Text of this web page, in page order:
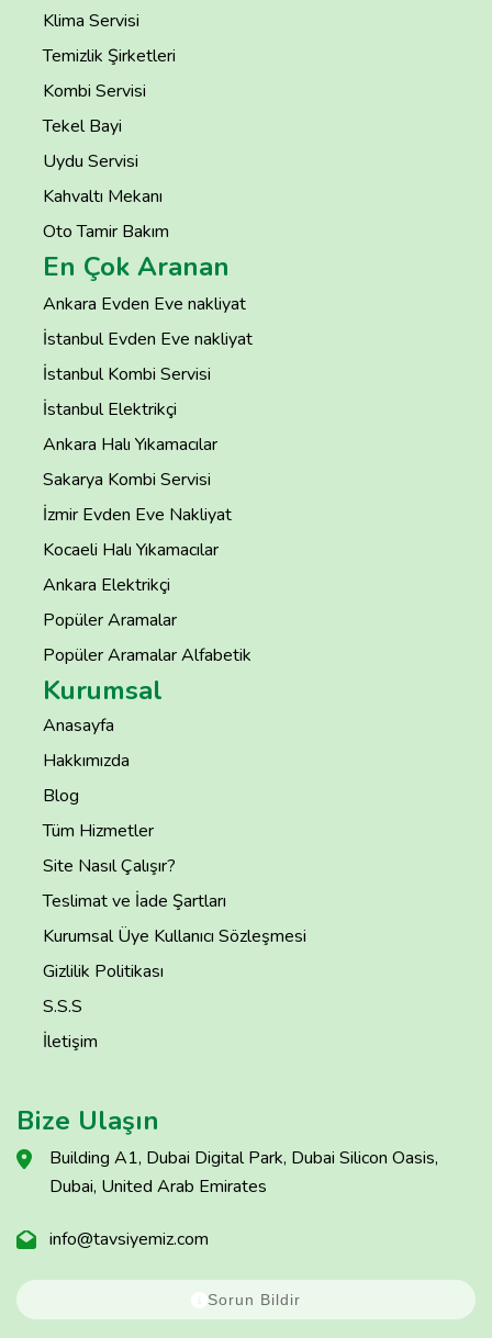
Klima Servisi
Temizlik Şirketleri
Kombi Servisi
Tekel Bayi
Uydu Servisi
Kahvaltı Mekanı
Oto Tamir Bakım
En Çok Aranan
Ankara Evden Eve nakliyat
İstanbul Evden Eve nakliyat
İstanbul Kombi Servisi
İstanbul Elektrikçi
Ankara Halı Yıkamacılar
Sakarya Kombi Servisi
İzmir Evden Eve Nakliyat
Kocaeli Halı Yıkamacılar
Ankara Elektrikçi
Popüler Aramalar
Popüler Aramalar Alfabetik
Kurumsal
Anasayfa
Hakkımızda
Blog
Tüm Hizmetler
Site Nasıl Çalışır?
Teslimat ve İade Şartları
Kurumsal Üye Kullanıcı Sözleşmesi
Gizlilik Politikası
S.S.S
İletişim
Bize Ulaşın
Building A1, Dubai Digital Park, Dubai Silicon Oasis,
Dubai, United Arab Emirates
info@tavsiyemiz.com
Sorun Bildir